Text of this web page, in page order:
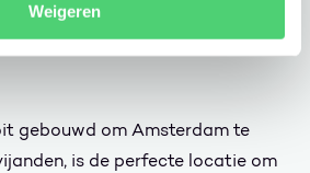
Weigeren
gebouwd om Amsterdam te
is de perfecte locatie om